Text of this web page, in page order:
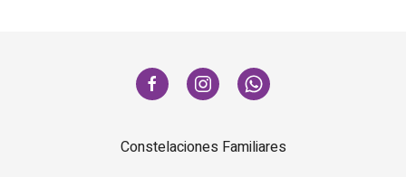
Constelaciones Familiares